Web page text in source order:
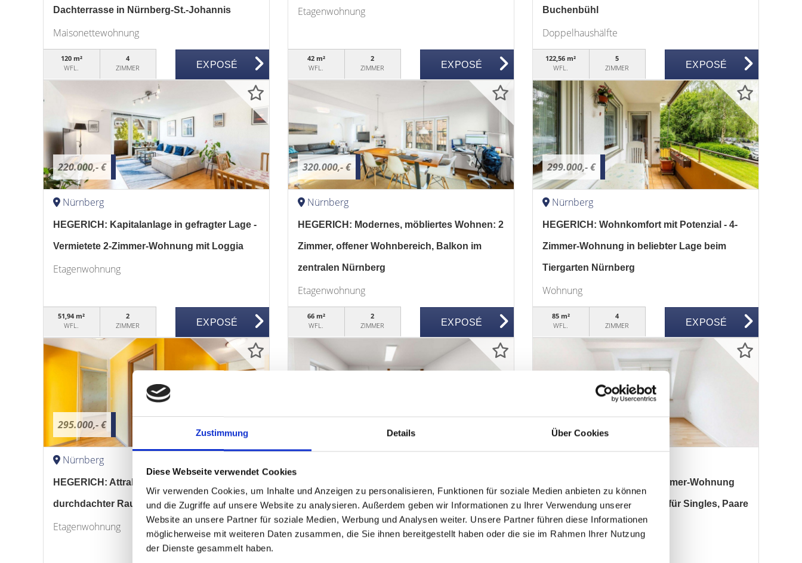
Zustimmung Details Über Cookies
Diese Webseite verwendet Cookies
Wir verwenden Cookies, um Inhalte und Anzeigen zu personalisieren, Funktionen für soziale Medien anbieten zu können
und die Zugriffe auf unsere Website zu analysieren. Außerdem geben wir Informationen zu Ihrer Verwendung unserer
Website an unsere Partner für soziale Medien, Werbung und Analysen weiter. Unsere Partner führen diese Informationen
möglicherweise mit weiteren Daten zusammen, die Sie ihnen bereitgestellt haben oder die sie im Rahmen Ihrer Nutzung
der Dienste gesammelt haben.
Dachterrasse in Nürnberg-St.-Johannis
Maisonettewohnung
120 m²
WFL.
4
ZIMMER
EXPOSÉ
Etagenwohnung
42 m²
WFL.
2
ZIMMER
EXPOSÉ
Buchenbühl
Doppelhaushälfte
122,56 m²
WFL.
5
ZIMMER
EXPOSÉ
220.000,- €
Nürnberg
HEGERICH: Kapitalanlage in gefragter Lage -
Vermietete 2-Zimmer-Wohnung mit Loggia
Etagenwohnung
51,94 m²
WFL.
2
ZIMMER
EXPOSÉ
320.000,- €
Nürnberg
HEGERICH: Modernes, möbliertes Wohnen: 2
Zimmer, offener Wohnbereich, Balkon im
zentralen Nürnberg
Etagenwohnung
66 m²
WFL.
2
ZIMMER
EXPOSÉ
299.000,- €
Nürnberg
HEGERICH: Wohnkomfort mit Potenzial - 4-
Zimmer-Wohnung in beliebter Lage beim
Tiergarten Nürnberg
Wohnung
85 m²
WFL.
4
ZIMMER
EXPOSÉ
295.000,- €
Nürnberg
HEGERICH: Attraktive Wohnung mit
durchdachter Raumaufteilung in Nürnberg
Etagenwohnung
Sanierte 2-Zimmer-Wohnung in gefragter
Nordlage Nürnbergs
150.000,- €
HEGERICH: Attraktive 2-Zimmer-Wohnung
mit Dachgeschoss-Charme für Singles, Paare
oder Kapitalanleger